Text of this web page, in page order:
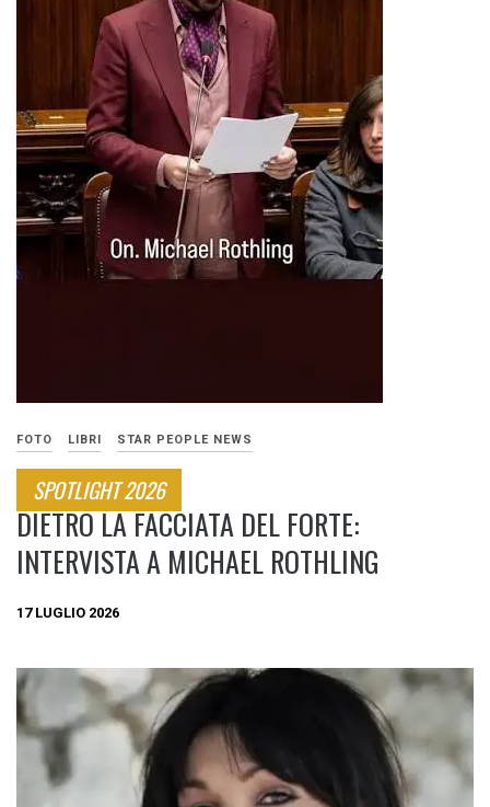
FOTO LIBRI STAR PEOPLE NEWS
SPOTLIGHT 2026
DIETRO LA FACCIATA DEL FORTE:
INTERVISTA A MICHAEL ROTHLING
17 LUGLIO 2026